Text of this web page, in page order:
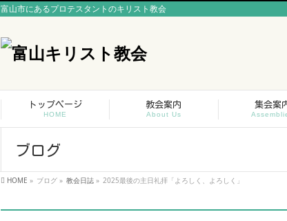
富山市にあるプロテスタントのキリスト教会
トップページ
HOME
教会案内
About Us
集会案
ブログ
HOME » ブログ » 教会日誌 » 2025最後の主日礼拝「よろしく、よろしく」